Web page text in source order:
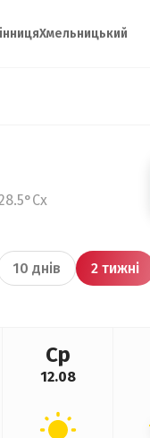
Хмельницький
10 днів 2 тижні
Ср
12.08